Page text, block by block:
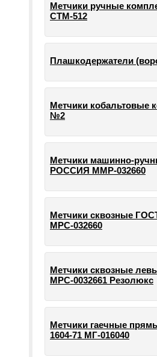
Метчики ручные
СТМ-512
Плашкодержатели
Метчики кобальтовые
№2
Метчики машинно-
РОССИЯ ММР-032660
Метчики сквозные
МРС-032660
Метчики сквозные
МРС-0032661 Резолюкс
Метчики гаечные
1604-71 МГ-016040